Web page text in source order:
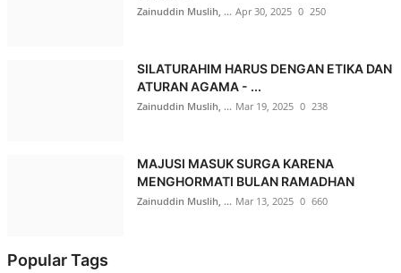
Zainuddin Muslih, ... Apr 30, 2025 0 250
SILATURAHIM HARUS DENGAN ETIKA DAN
ATURAN AGAMA - ...
Zainuddin Muslih, ... Mar 19, 2025 0 238
MAJUSI MASUK SURGA KARENA
MENGHORMATI BULAN RAMADHAN
Zainuddin Muslih, ... Mar 13, 2025 0 660
Popular Tags